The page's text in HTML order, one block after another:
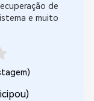
de
e muito